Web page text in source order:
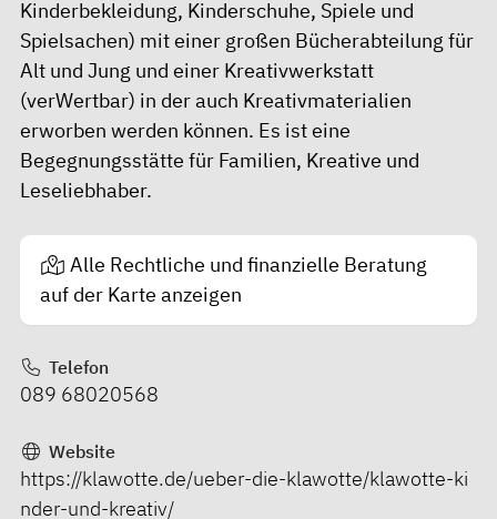
Kinderbekleidung, Kinderschuhe, Spiele und
Spielsachen) mit einer großen Bücherabteilung für
Alt und Jung und einer Kreativwerkstatt
(verWertbar) in der auch Kreativmaterialien
erworben werden können. Es ist eine
Begegnungsstätte für Familien, Kreative und
Leseliebhaber.
Alle Rechtliche und finanzielle Beratung
auf der Karte anzeigen
Telefon
089 68020568
Website
https://klawotte.de/ueber-die-klawotte/klawotte-ki
nder-und-kreativ/